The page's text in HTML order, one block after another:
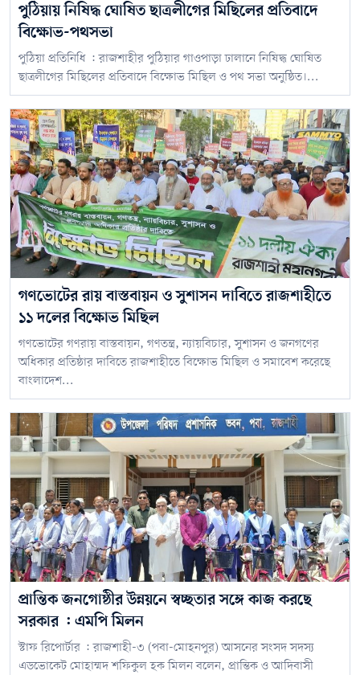
পুঠিয়ায় নিষিদ্ধ ঘোষিত ছাত্রলীগের মিছিলের প্রতিবাদে
বিক্ষোভ-পথসভা
পুঠিয়া প্রতিনিধি : রাজশাহীর পুঠিয়ার গাওপাড়া ঢালানে নিষিদ্ধ ঘোষিত
ছাত্রলীগের মিছিলের প্রতিবাদে বিক্ষোভ মিছিল ও পথ সভা অনুষ্ঠিত।...
গণভোটের রায় বাস্তবায়ন ও সুশাসন দাবিতে রাজশাহীতে
১১ দলের বিক্ষোভ মিছিল
গণভোটের গণরায় বাস্তবায়ন, গণতন্ত্র, ন্যায়বিচার, সুশাসন ও জনগণের
অধিকার প্রতিষ্ঠার দাবিতে রাজশাহীতে বিক্ষোভ মিছিল ও সমাবেশ করেছে
বাংলাদেশ...
প্রান্তিক জনগোষ্ঠীর উন্নয়নে স্বচ্ছতার সঙ্গে কাজ করছে
সরকার : এমপি মিলন
স্টাফ রিপোর্টার : রাজশাহী-৩ (পবা-মোহনপুর) আসনের সংসদ সদস্য
এডভোকেট মোহাম্মদ শফিকুল হক মিলন বলেন, প্রান্তিক ও আদিবাসী